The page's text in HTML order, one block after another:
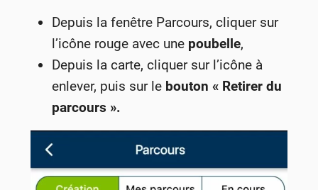
Depuis la fenêtre Parcours, cliquer sur
l’icône rouge avec une poubelle,
Depuis la carte, cliquer sur l’icône à
enlever, puis sur le bouton « Retirer du
parcours ».